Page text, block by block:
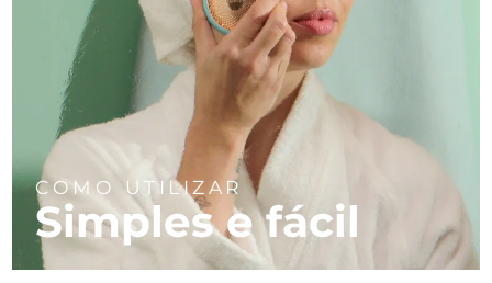
COMO UTILIZAR
Simples e fácil